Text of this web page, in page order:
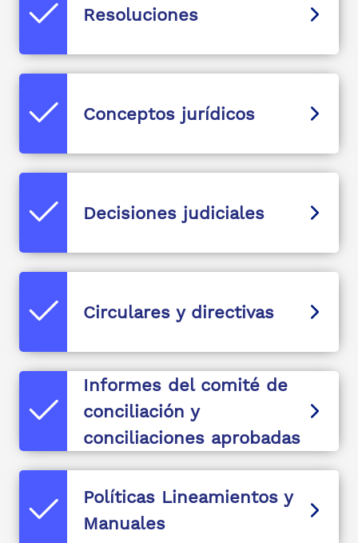
Resoluciones
Conceptos jurídicos
Decisiones judiciales
Circulares y directivas
Informes del comité de
conciliación y
conciliaciones aprobadas
Políticas Lineamientos y
Manuales